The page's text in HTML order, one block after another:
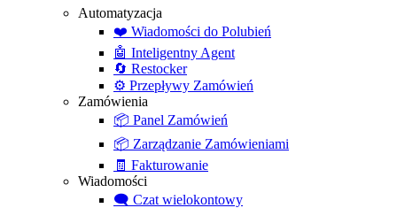
Automatyzacja
❤️ Wiadomości do Polubień
🤖 Inteligentny Agent
🔄 Restocker
⚙️ Przepływy Zamówień
Zamówienia
📦 Panel Zamówień
📦 Zarządzanie Zamówieniami
🧾 Fakturowanie
Wiadomości
🗨️ Czat wielokontowy